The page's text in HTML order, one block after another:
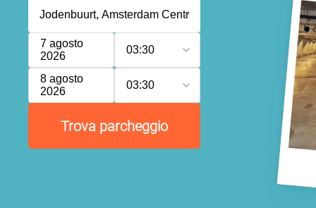
7 agosto
2026
03:30
8 agosto
2026
03:30
Trova parcheggio